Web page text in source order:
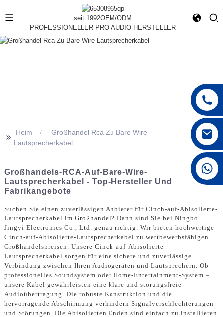
seit 1992OEM/ODM
PROFESSIONELLER PRO-AUDIO-HERSTELLER
>>
Heim
Großhandel Rca Zu Bare Wire
Lautsprecherkabel
Großhandels-RCA-Auf-Bare-Wire-
Lautsprecherkabel - Top-Hersteller Und
Fabrikangebote
Suchen Sie einen zuverlässigen Anbieter für Cinch-auf-Abisolierte-
Lautsprecherkabel im Großhandel? Dann sind Sie bei Ningbo
Jingyi Electronics Co., Ltd. genau richtig. Wir bieten hochwertige
Cinch-auf-Abisolierte-Lautsprecherkabel zu wettbewerbsfähigen
Großhandelspreisen. Unsere Cinch-auf-Abisolierte-
Lautsprecherkabel sorgen für eine sichere und zuverlässige
Verbindung zwischen Ihren Audiogeräten und Lautsprechern. Ob
professionelles Soundsystem oder Home-Entertainment-System –
unsere Kabel gewährleisten eine klare und störungsfreie
Audioübertragung. Die robuste Konstruktion und die
hervorragende Abschirmung verhindern Signalverschlechterungen
und Störungen. Die Abisolierten Enden sind einfach zu installieren